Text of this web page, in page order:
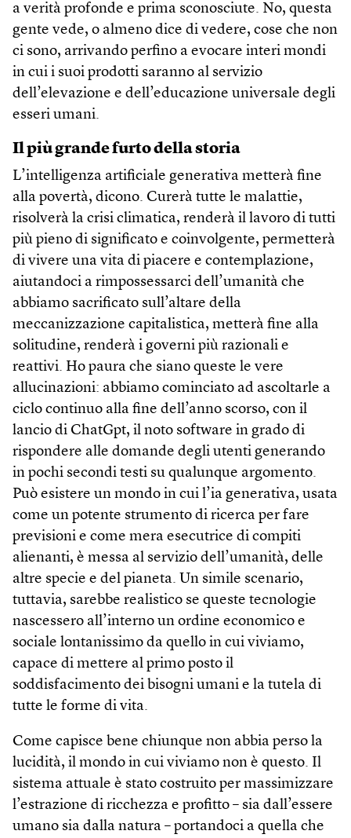
a verità profonde e prima sconosciute. No, questa
gente vede, o almeno dice di vedere, cose che non
ci sono, arrivando perfino a evocare interi mondi
in cui i suoi prodotti saranno al servizio
dell’elevazione e dell’educazione universale degli
esseri umani.
Il più grande furto della storia
L’intelligenza artificiale generativa metterà fine
alla povertà, dicono. Curerà tutte le malattie,
risolverà la crisi climatica, renderà il lavoro di tutti
più pieno di significato e coinvolgente, permetterà
di vivere una vita di piacere e contemplazione,
aiutandoci a rimpossessarci dell’umanità che
abbiamo sacrificato sull’altare della
meccanizzazione capitalistica, metterà fine alla
solitudine, renderà i governi più razionali e
reattivi. Ho paura che siano queste le vere
allucinazioni: abbiamo cominciato ad ascoltarle a
ciclo continuo alla fine dell’anno scorso, con il
lancio di ChatGpt, il noto software in grado di
rispondere alle domande degli utenti generando
in pochi secondi testi su qualunque argomento.
Può esistere un mondo in cui l’ia generativa, usata
come un potente strumento di ricerca per fare
previsioni e come mera esecutrice di compiti
alienanti, è messa al servizio dell’umanità, delle
altre specie e del pianeta. Un simile scenario,
tuttavia, sarebbe realistico se queste tecnologie
nascessero all’interno un ordine economico e
sociale lontanissimo da quello in cui viviamo,
capace di mettere al primo posto il
soddisfacimento dei bisogni umani e la tutela di
tutte le forme di vita.
Come capisce bene chiunque non abbia perso la
lucidità, il mondo in cui viviamo non è questo. Il
sistema attuale è stato costruito per massimizzare
l’estrazione di ricchezza e profitto – sia dall’essere
umano sia dalla natura – portandoci a quella che